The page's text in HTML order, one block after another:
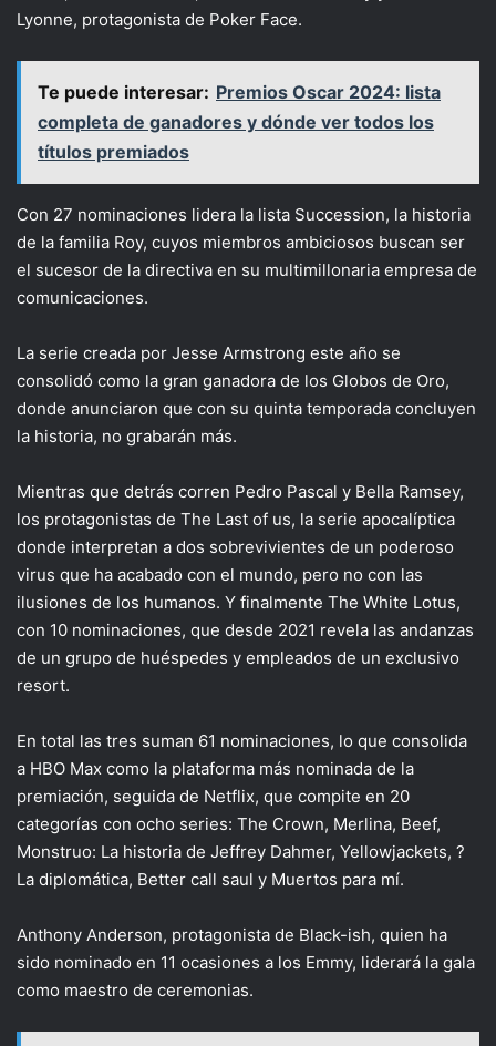
Lyonne, protagonista de Poker Face.
Te puede interesar: Premios Oscar 2024: lista
completa de ganadores y dónde ver todos los
títulos premiados
Con 27 nominaciones lidera la lista Succession, la historia
de la familia Roy, cuyos miembros ambiciosos buscan ser
el sucesor de la directiva en su multimillonaria empresa de
comunicaciones.
La serie creada por Jesse Armstrong este año se
consolidó como la gran ganadora de los Globos de Oro,
donde anunciaron que con su quinta temporada concluyen
la historia, no grabarán más.
Mientras que detrás corren Pedro Pascal y Bella Ramsey,
los protagonistas de The Last of us, la serie apocalíptica
donde interpretan a dos sobrevivientes de un poderoso
virus que ha acabado con el mundo, pero no con las
ilusiones de los humanos. Y finalmente The White Lotus,
con 10 nominaciones, que desde 2021 revela las andanzas
de un grupo de huéspedes y empleados de un exclusivo
resort.
En total las tres suman 61 nominaciones, lo que consolida
a HBO Max como la plataforma más nominada de la
premiación, seguida de Netflix, que compite en 20
categorías con ocho series: The Crown, Merlina, Beef,
Monstruo: La historia de Jeffrey Dahmer, Yellowjackets, ?
La diplomática, Better call saul y Muertos para mí.
Anthony Anderson, protagonista de Black-ish, quien ha
sido nominado en 11 ocasiones a los Emmy, liderará la gala
como maestro de ceremonias.